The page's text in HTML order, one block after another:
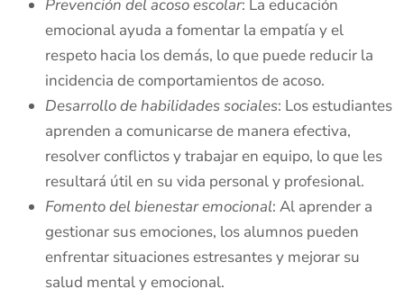
Prevención del acoso escolar: La educación
emocional ayuda a fomentar la empatía y el
respeto hacia los demás, lo que puede reducir la
incidencia de comportamientos de acoso.
Desarrollo de habilidades sociales: Los estudiantes
aprenden a comunicarse de manera efectiva,
resolver conflictos y trabajar en equipo, lo que les
resultará útil en su vida personal y profesional.
Fomento del bienestar emocional: Al aprender a
gestionar sus emociones, los alumnos pueden
enfrentar situaciones estresantes y mejorar su
salud mental y emocional.